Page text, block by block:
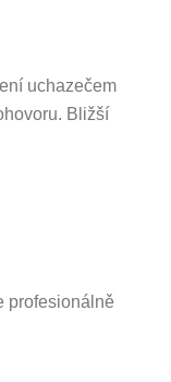
uchazečem
Bližší
profesionálně